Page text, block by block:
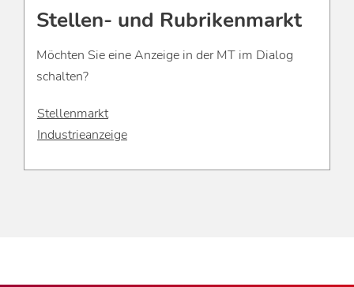
Stellen- und Rubrikenmarkt
Möchten Sie eine Anzeige in der MT im Dialog
schalten?
Stellenmarkt
Industrieanzeige